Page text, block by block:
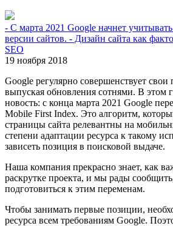
- С марта 2021 Google начнет
версии сайтов. - Дизайн сайта как
SEO
19 ноября 2018
Google регулярно совершенствует
выпуская обновления сотнями. В этом
новость: с конца марта 2021 Google
Mobile First Index. Это алгоритм,
страницы сайта релевантны на
степени адаптации ресурса к такому
зависеть позиция в поисковой выдаче.
Наша компания прекрасно знает, как
раскрутке проекта, и мы рады
подготовиться к этим переменам.
Чтобы занимать первые позиции,
ресурса всем требованиям Google.